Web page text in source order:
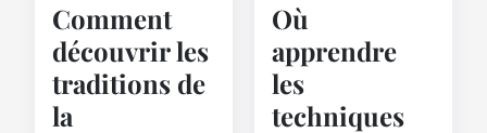
Comment
découvrir les
traditions de
la
Où
apprendre
les
techniques